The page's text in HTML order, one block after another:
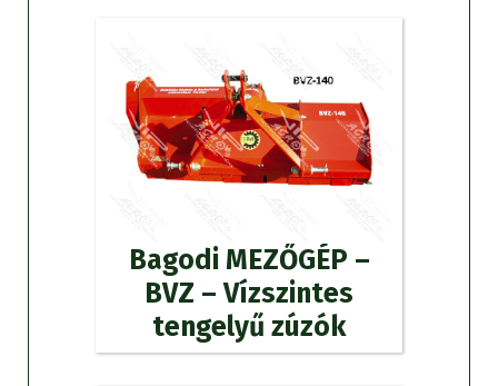
Bagodi MEZŐGÉP –
BVZ – Vízszintes
tengelyű zúzók